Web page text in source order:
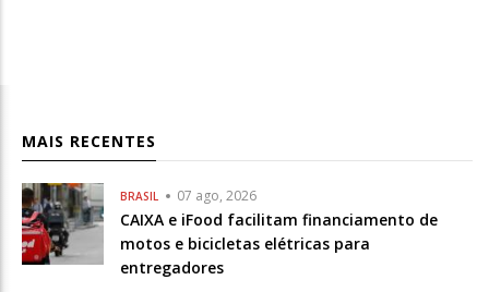
MAIS RECENTES
BRASIL 07 ago, 2026
CAIXA e iFood facilitam financiamento de
motos e bicicletas elétricas para
entregadores